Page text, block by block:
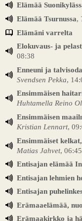
Elämää
Elämää Tsurnussa,
Elämäni varrelta
Elokuvaus- ja
08:38
Enneuni ja
Svendsen Pekka,
Ensimmäisen
Huhtamella Reino
Ensimmäisen
Kristian Lennart,
Ensimmäiset
Matias Jahvet, 06:45
Entisajan elämää
Entisajan lehmien
Entisajan
Erämaaelämää,
Erämaakirkko ja